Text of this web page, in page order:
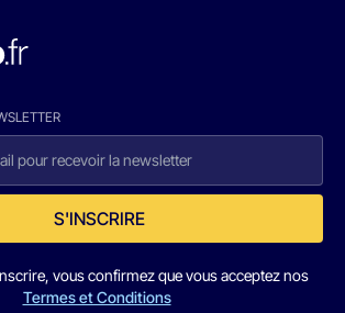
S'INSCRIRE
vous confirmez que vous acceptez nos
Termes et Conditions